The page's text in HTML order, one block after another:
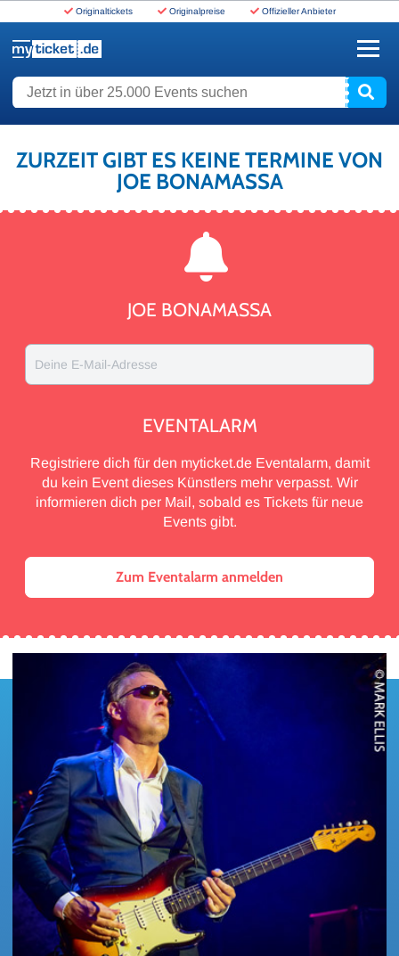
Originaltickets Originalpreise Offizieller Anbieter
Jetzt in über 25.000 Events suchen
ZURZEIT GIBT ES KEINE TERMINE VON
JOE BONAMASSA
JOE BONAMASSA
Deine E-Mail-Adresse
EVENTALARM
Registriere dich für den myticket.de Eventalarm, damit
du kein Event dieses Künstlers mehr verpasst. Wir
informieren dich per Mail, sobald es Tickets für neue
Events gibt.
Zum Eventalarm anmelden